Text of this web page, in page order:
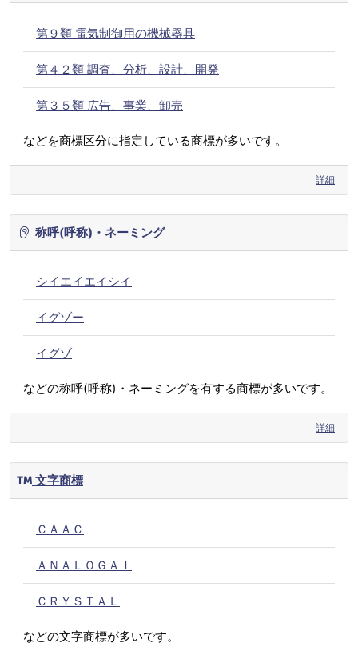
第９類 電気制御用の機械器具
第４２類 調査、分析、設計、開発
第３５類 広告、事業、卸売
などを商標区分に指定している商標が多いです。
詳細
称呼(呼称)・ネーミング
シイエイエイシイ
イグゾー
イグゾ
などの称呼(呼称)・ネーミングを有する商標が多いです。
詳細
文字商標
ＣＡＡＣ
ＡＮＡＬＯＧＡＩ
ＣＲＹＳＴＡＬ
などの文字商標が多いです。